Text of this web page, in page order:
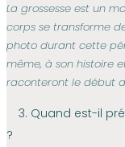
La grossesse est un
corps se transforme
photo durant cette
même, à son histoire
raconteront le début
3. Quand est-il
?